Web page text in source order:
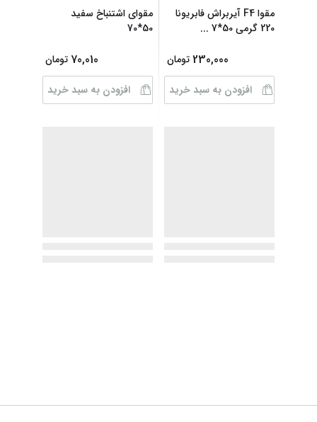
مقوا F4 آیربراش فابریونا
220 گرمی 50*7
...
230,000تومان
افزودن به سبد خرید
مقوای اشتنباخ سفید
50*70
70,010 تومان
افزودن به سبد خرید